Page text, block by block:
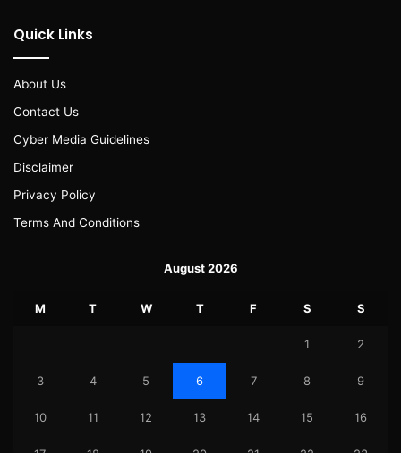
Quick Links
About Us
Contact Us
Cyber Media Guidelines
Disclaimer
Privacy Policy
Terms And Conditions
August 2026
M T W T F S S
1 2
3 4 5 6 7 8 9
10 11 12 13 14 15 16